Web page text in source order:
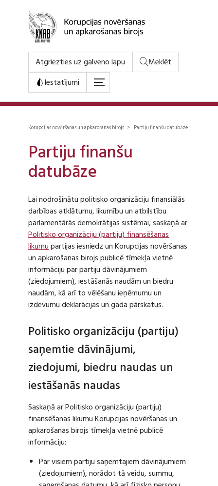
Atgriezties uz galveno lapu
Meklēt
Iestatījumi
Korupcijas novēršanas un apkarošanas birojs > Partiju finanšu datubāze
Partiju finanšu
datubāze
Lai nodrošinātu politisko organizāciju finansiālās
darbības atklātumu, likumību un atbilstību
parlamentārās demokrātijas sistēmai, saskaņā ar
Politisko organizāciju (partiju) finansēšanas
likumupartijas iesniedz un Korupcijas novēršanas
un apkarošanas birojs publicē tīmekļa vietnē
informāciju par partiju dāvinājumiem
(ziedojumiem), iestāšanās naudām un biedru
naudām, kā arī to vēlēšanu ieņēmumu un
izdevumu deklarācijas un gada pārskatus.
Politisko organizāciju (partiju)
saņemtie dāvinājumi,
ziedojumi, biedru naudas un
iestāšanās naudas
Saskaņā ar Politisko organizāciju (partiju)
finansēšanas likumu Korupcijas novēršanas un
apkarošanas birojs tīmekļa vietnē publicē
informāciju:
Par visiem partiju saņemtajiem dāvinājumiem
(ziedojumiem), norādot tā veidu, summu,